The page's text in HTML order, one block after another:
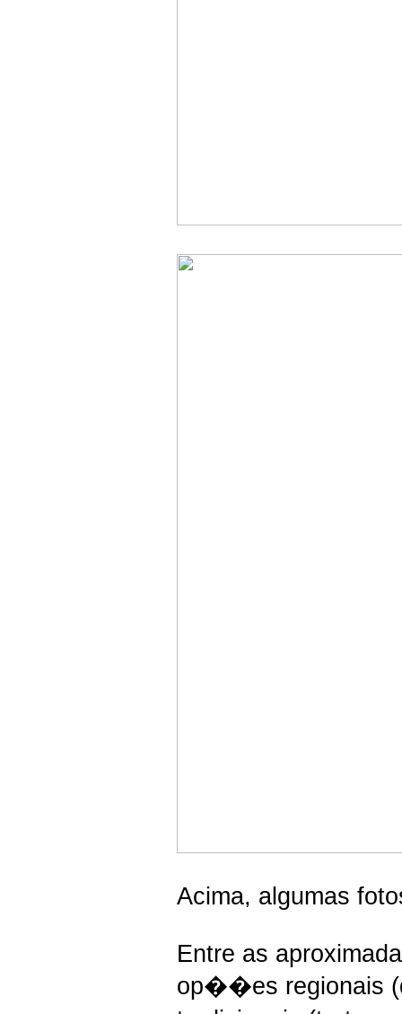
Acima, algumas
Entre as
op��es regionais